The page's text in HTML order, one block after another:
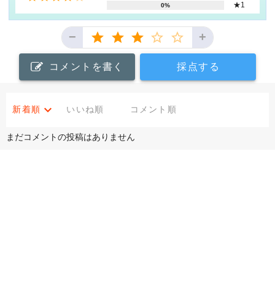
0% ★1
− +
コメントを書く 採点する
新着順 いいね順 コメント順
まだコメントの投稿はありません